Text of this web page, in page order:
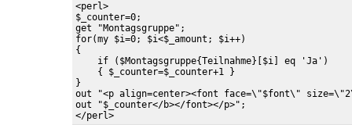
<perl>
$_counter=0;
get "Montagsgruppe";
for(my $i=0; $i<$_amount; $i++)
{
if ($Montagsgruppe{Teilnahme}[$i] eq 'Ja')
{ $_counter=$_counter+1 }
}
out "<p align=center><font face=\"$font\"
out "$_counter</b></font></p>";